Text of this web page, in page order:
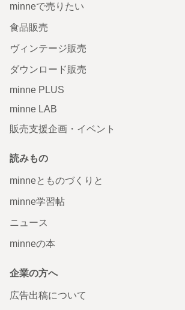
minneで売りたい
食品販売
ヴィンテージ販売
ダウンロード販売
minne PLUS
minne LAB
販売支援企画・イベント
読みもの
minneとものづくりと
minne学習帖
ニュース
minneの本
企業の方へ
広告出稿について